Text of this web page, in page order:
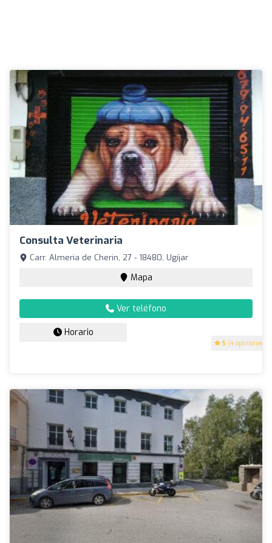
Consulta Veterinaria
5 (4 opiniones)
Carr. Almeria de Cherin, 27 - 18480, Ugíjar
Mapa
Ver teléfono
Horario